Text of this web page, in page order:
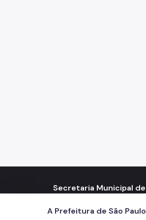
Secretaria Municipal
A Prefeitura de São